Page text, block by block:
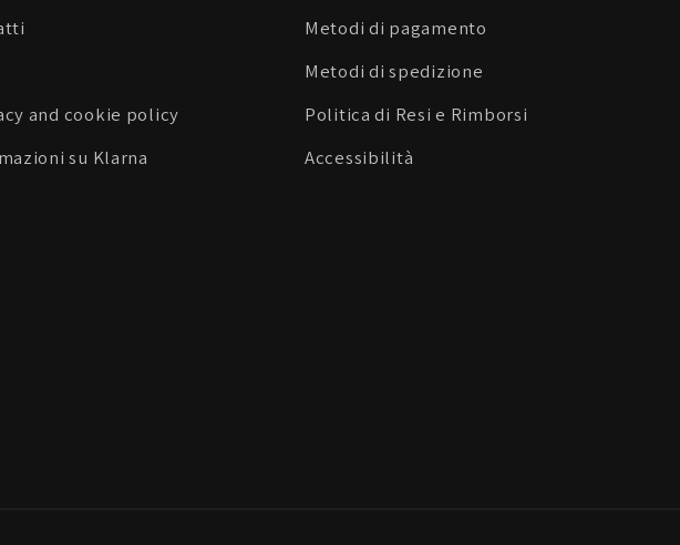
and cookie policy
su Klarna
Metodi di pagamento
Metodi di spedizione
Politica di Resi e Rimborsi
Accessibilità